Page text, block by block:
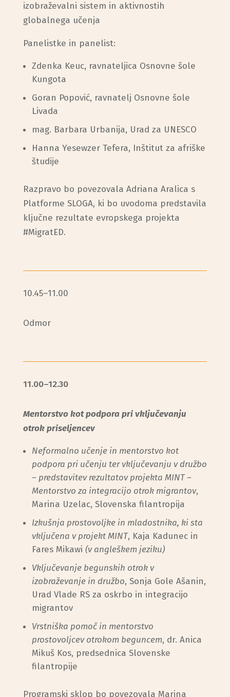
izobraževalni sistem in aktivnostih
globalnega učenja
Panelistke in panelist:
Zdenka Keuc, ravnateljica Osnovne šole
Kungota
Goran Popović, ravnatelj Osnovne šole
Livada
mag. Barbara Urbanija, Urad za UNESCO
Hanna Yesewzer Tefera, Inštitut za afriške
študije
Razpravo bo povezovala Adriana Aralica s
Platforme SLOGA, ki bo uvodoma predstavila
ključne rezultate evropskega projekta
#MigratED.
10.45–11.00
Odmor
11.00–12.30
Mentorstvo kot podpora pri vključevanju
otrok priseljencev
Neformalno učenje in mentorstvo kot
podpora pri učenju ter vključevanju v družbo
– predstavitev rezultatov projekta MINT –
Mentorstvo za integracijo otrok migrantov,
Marina Uzelac, Slovenska filantropija
Izkušnja prostovoljke in mladostnika, ki sta
vključena v projekt MINT, Kaja Kadunec in
Fares Mikawi (v angleškem jeziku)
Vključevanje begunskih otrok v
izobraževanje in družbo, Sonja Gole Ašanin,
Urad Vlade RS za oskrbo in integracijo
migrantov
Vrstniška pomoč in mentorstvo
prostovoljcev otrokom beguncem, dr. Anica
Mikuš Kos, predsednica Slovenske
filantropije
Programski sklop bo povezovala Marina